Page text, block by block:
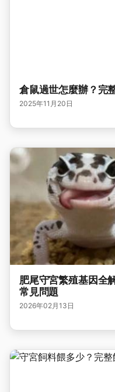
倉鼠過世怎麼辦？完
2025年11月20日
肥尾守宮繁殖基因全
常見問題
2026年02月13日